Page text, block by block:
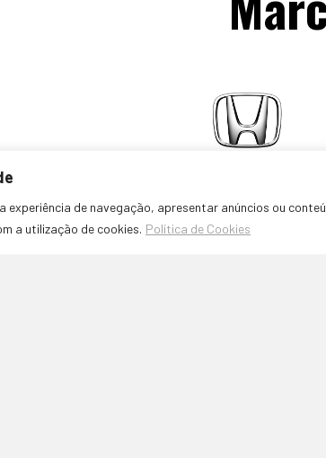
experiência de navegação, apresentar anúncios ou
a utilização de cookies. Política de Cookies